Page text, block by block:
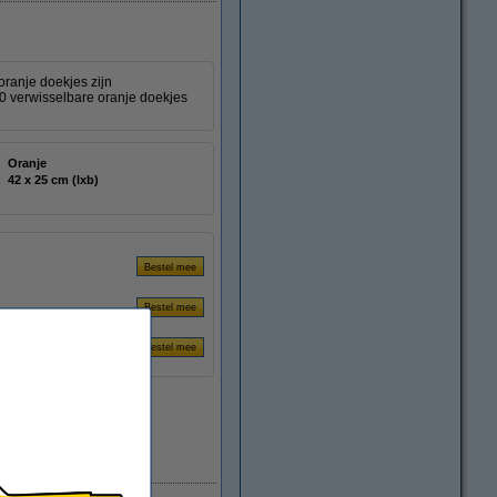
doekjes zijn
verwisselbare oranje doekjes
Oranje
42 x 25 cm (lxb)